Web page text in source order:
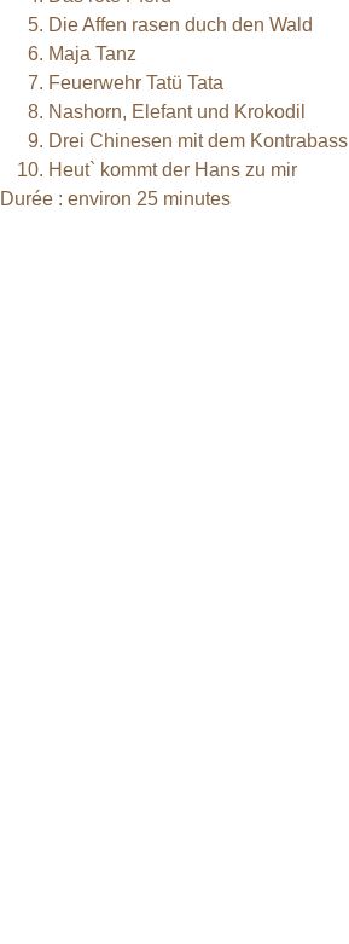
Die Affen rasen duch den Wald
Maja Tanz
Feuerwehr Tatü Tata
Nashorn, Elefant und Krokodil
Drei Chinesen mit dem Kontrabass
Heut` kommt der Hans zu mir
Durée : environ 25 minutes